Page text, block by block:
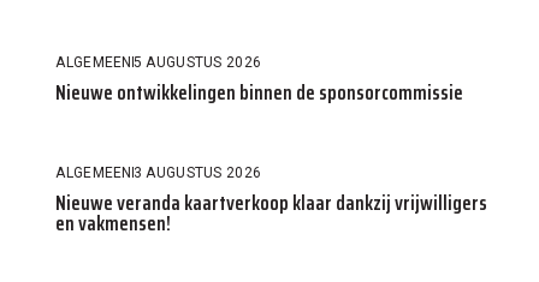
ALGEMEEN5 AUGUSTUS 2026
Nieuwe ontwikkelingen binnen de sponsorcommissie
ALGEMEEN3 AUGUSTUS 2026
Nieuwe veranda kaartverkoop klaar dankzij vrijwilligers
en vakmensen!